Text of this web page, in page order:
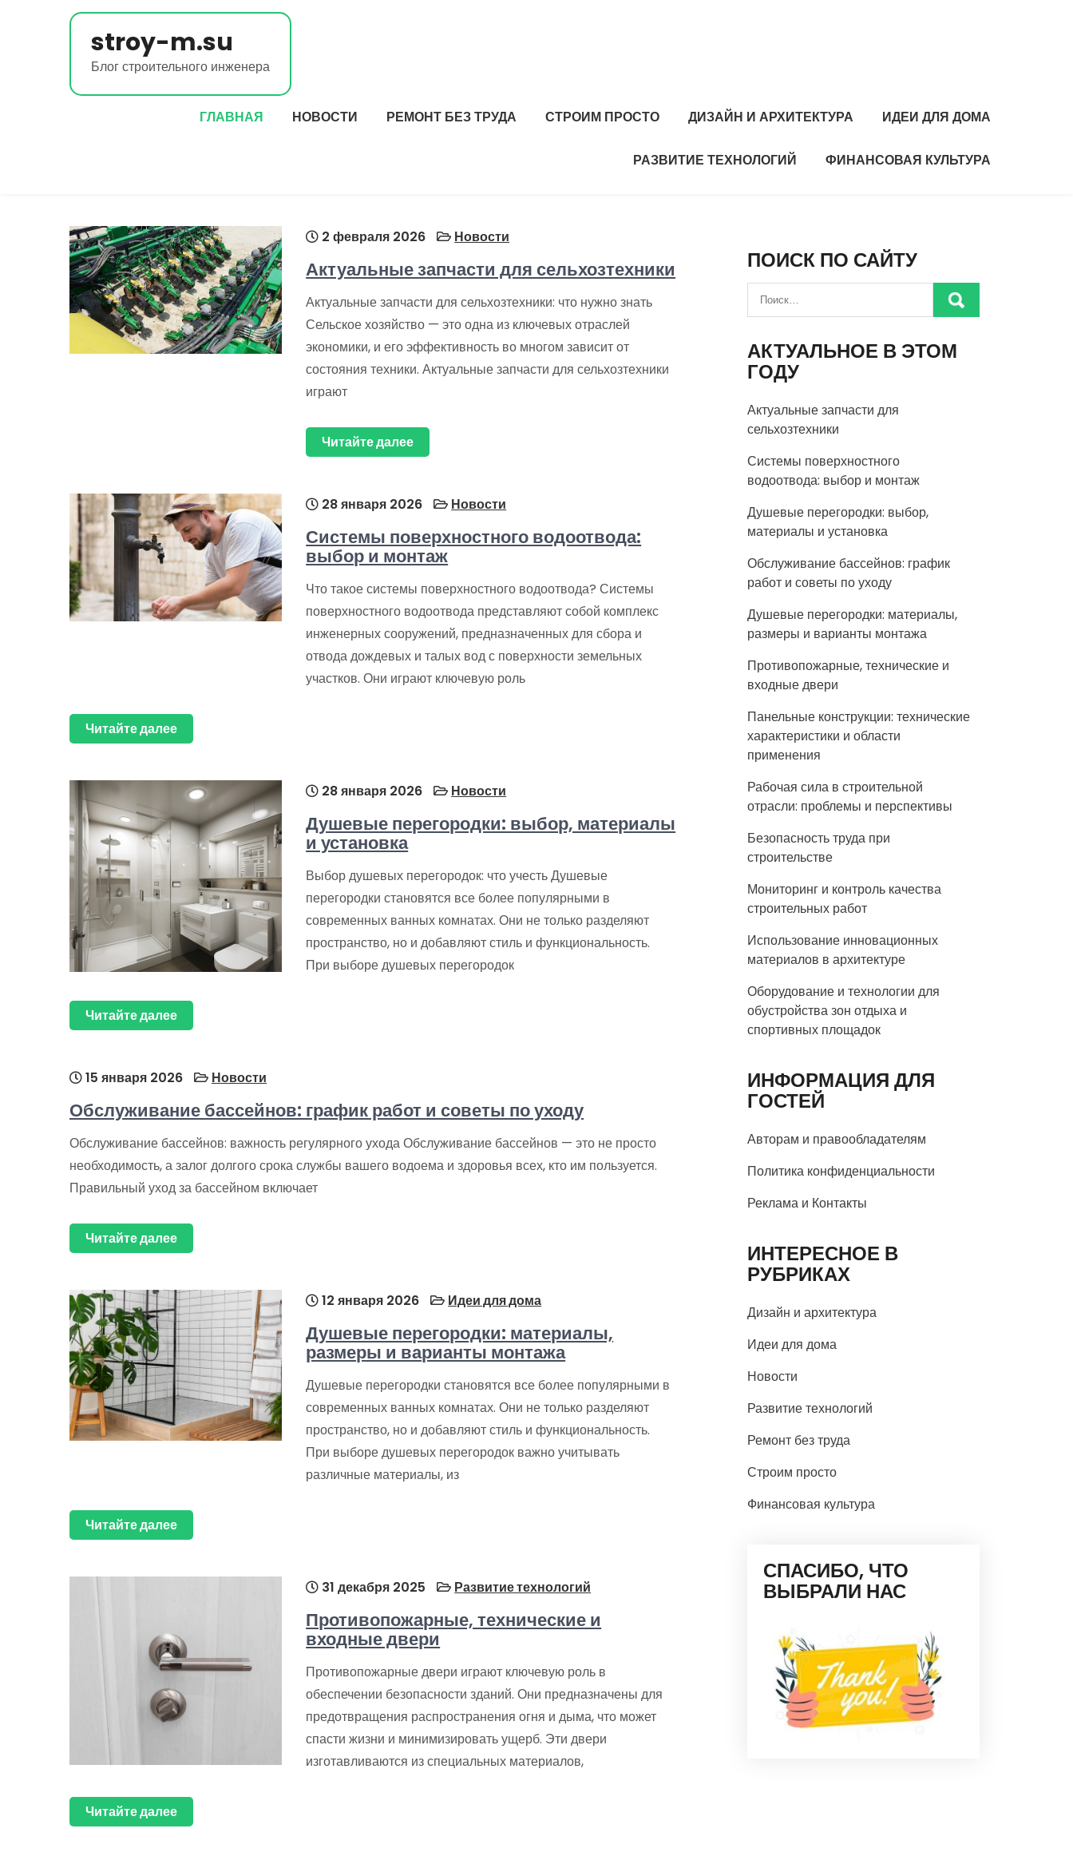
stroy-m.su
Блог строительного инженера
ГЛАВНАЯ НОВОСТИ РЕМОНТ БЕЗ ТРУДА СТРОИМ ПРОСТО ДИЗАЙН И АРХИТЕКТУРА ИДЕИ ДЛЯ ДОМА
РАЗВИТИЕ ТЕХНОЛОГИЙ ФИНАНСОВАЯ КУЛЬТУРА
2 февраля 2026 Новости
Актуальные запчасти для сельхозтехники
Актуальные запчасти для сельхозтехники: что нужно знать
Сельское хозяйство — это одна из ключевых отраслей
экономики, и его эффективность во многом зависит от
состояния техники. Актуальные запчасти для сельхозтехники
играют
Читайте далее
28 января 2026 Новости
Системы поверхностного водоотвода:
выбор и монтаж
Что такое системы поверхностного водоотвода? Системы
поверхностного водоотвода представляют собой комплекс
инженерных сооружений, предназначенных для сбора и
отвода дождевых и талых вод с поверхности земельных
участков. Они играют ключевую роль
Читайте далее
28 января 2026 Новости
Душевые перегородки: выбор, материалы
и установка
Выбор душевых перегородок: что учесть Душевые
перегородки становятся все более популярными в
современных ванных комнатах. Они не только разделяют
пространство, но и добавляют стиль и функциональность.
При выборе душевых перегородок
Читайте далее
15 января 2026 Новости
Обслуживание бассейнов: график работ и советы по уходу
Обслуживание бассейнов: важность регулярного ухода Обслуживание бассейнов — это не просто
необходимость, а залог долгого срока службы вашего водоема и здоровья всех, кто им пользуется.
Правильный уход за бассейном включает
Читайте далее
12 января 2026 Идеи для дома
Душевые перегородки: материалы,
размеры и варианты монтажа
Душевые перегородки становятся все более популярными в
современных ванных комнатах. Они не только разделяют
пространство, но и добавляют стиль и функциональность.
При выборе душевых перегородок важно учитывать
различные материалы, из
Читайте далее
31 декабря 2025 Развитие технологий
Противопожарные, технические и
входные двери
Противопожарные двери играют ключевую роль в
обеспечении безопасности зданий. Они предназначены для
предотвращения распространения огня и дыма, что может
спасти жизни и минимизировать ущерб. Эти двери
изготавливаются из специальных материалов,
Читайте далее
ПОИСК ПО САЙТУ
АКТУАЛЬНОЕ В ЭТОМ
ГОДУ
Актуальные запчасти для
сельхозтехники
Системы поверхностного
водоотвода: выбор и монтаж
Душевые перегородки: выбор,
материалы и установка
Обслуживание бассейнов: график
работ и советы по уходу
Душевые перегородки: материалы,
размеры и варианты монтажа
Противопожарные, технические и
входные двери
Панельные конструкции: технические
характеристики и области
применения
Рабочая сила в строительной
отрасли: проблемы и перспективы
Безопасность труда при
строительстве
Мониторинг и контроль качества
строительных работ
Использование инновационных
материалов в архитектуре
Оборудование и технологии для
обустройства зон отдыха и
спортивных площадок
ИНФОРМАЦИЯ ДЛЯ
ГОСТЕЙ
Авторам и правообладателям
Политика конфиденциальности
Реклама и Контакты
ИНТЕРЕСНОЕ В
РУБРИКАХ
Дизайн и архитектура
Идеи для дома
Новости
Развитие технологий
Ремонт без труда
Строим просто
Финансовая культура
СПАСИБО, ЧТО
ВЫБРАЛИ НАС